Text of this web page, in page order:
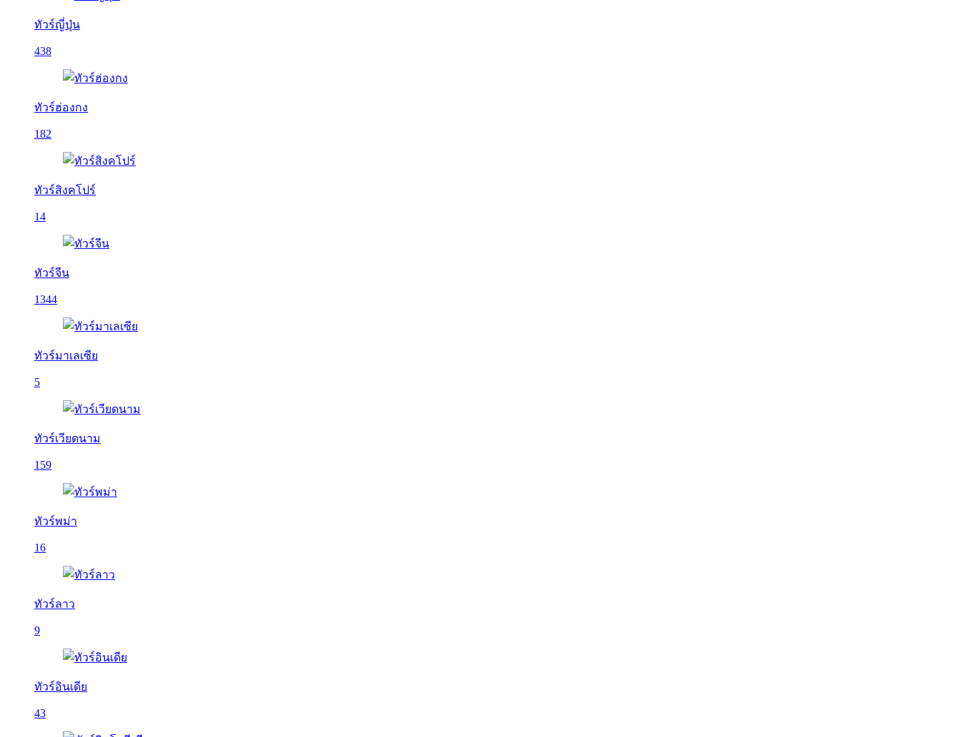
ทัวร์ญี่ปุ่น
438
ทัวร์ฮ่องกง
182
ทัวร์สิงคโปร์
14
ทัวร์จีน
1344
ทัวร์มาเลเซีย
5
ทัวร์เวียดนาม
159
ทัวร์พม่า
16
ทัวร์ลาว
9
ทัวร์อินเดีย
43